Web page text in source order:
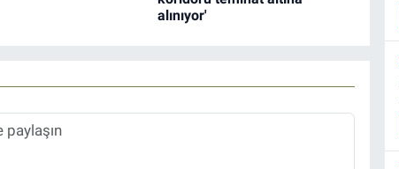
alınıyor'